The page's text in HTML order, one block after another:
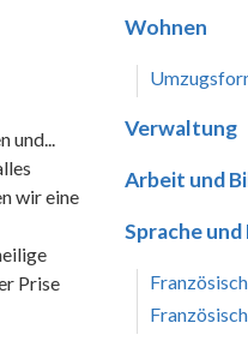
und...
wir eine
Prise
Wohnen
Verwaltung
Arbeit und
Sprache